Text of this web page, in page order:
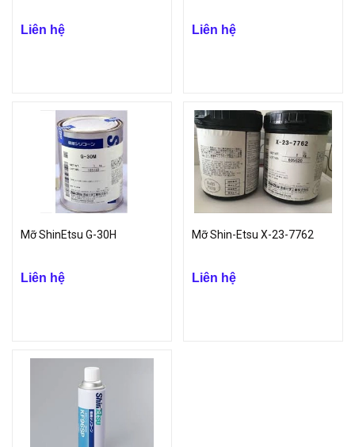
Liên hệ Liên hệ
Mỡ ShinEtsu G-30H
Liên hệ
Mỡ Shin-Etsu X-23-7762
Liên hệ